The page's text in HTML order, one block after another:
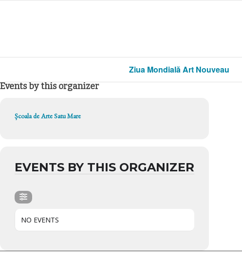
Ziua Mondială Art Nouveau
Events by this organizer
Școala de Arte Satu Mare
EVENTS BY THIS ORGANIZER
NO EVENTS